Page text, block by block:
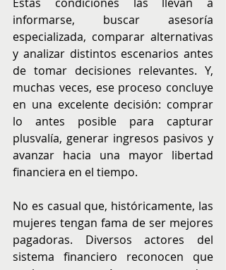
informarse, buscar asesoría
especializada, comparar alternativas
y analizar distintos escenarios antes
de tomar decisiones relevantes. Y,
muchas veces, ese proceso concluye
en una excelente decisión: comprar
lo antes posible para capturar
plusvalía, generar ingresos pasivos y
avanzar hacia una mayor libertad
financiera en el tiempo.
No es casual que, históricamente, las
mujeres tengan fama de ser mejores
pagadoras. Diversos actores del
sistema financiero reconocen que